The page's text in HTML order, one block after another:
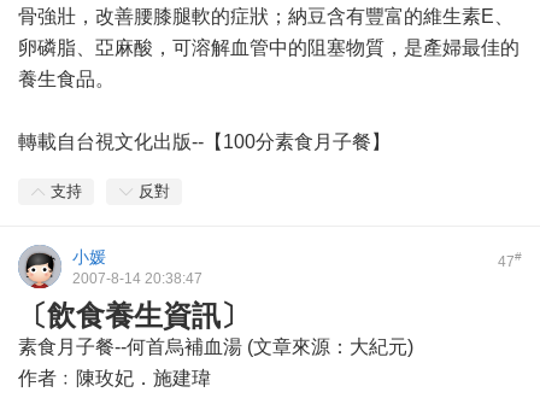
骨強壯，改善腰膝腿軟的症狀；納豆含有豐富的維生素E、
卵磷脂、亞麻酸，可溶解血管中的阻塞物質，是產婦最佳的
養生食品。
轉載自台視文化出版--【100分素食月子餐】
支持 反對
47#
小媛
2007-8-14 20:38:47
〔飲食養生資訊〕
素食月子餐--何首烏補血湯 (文章來源：大紀元)
作者﹕陳玫妃．施建瑋